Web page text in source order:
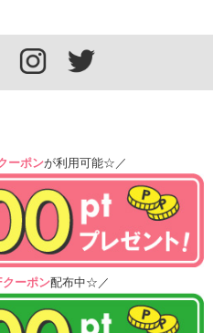
ーポンが利用可能☆／
クーポン配布中☆／